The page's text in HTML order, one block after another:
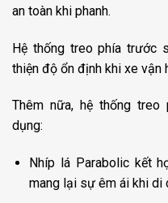
an toàn khi phanh.
Hệ thống treo phía trước
thiện độ ổn định khi xe vận
Thêm nữa, hệ thống
dụng:
Nhíp lá Parabolic kết
mang lại sự êm ái khi di